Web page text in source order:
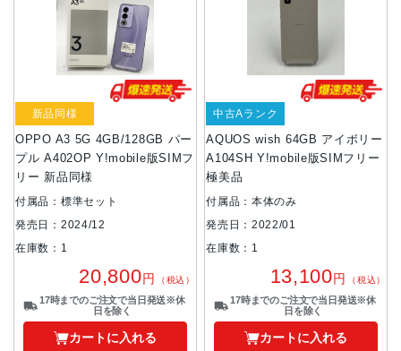
OPPO A3 5G 4GB/128GB パー
プル A402OP Y!mobile版SIMフ
リー 新品同様
新品同様
付属品：標準セット
発売日：2024/12
在庫数：1
20,800円 （税込）
17時までのご注文で当日発送※休
日を除く
カートに入れる
AQUOS wish 64GB アイボリー
A104SH Y!mobile版SIMフリー
極美品
中古Aランク
付属品：本体のみ
発売日：2022/01
在庫数：1
13,100円 （税込）
17時までのご注文で当日発送※休
日を除く
カートに入れる